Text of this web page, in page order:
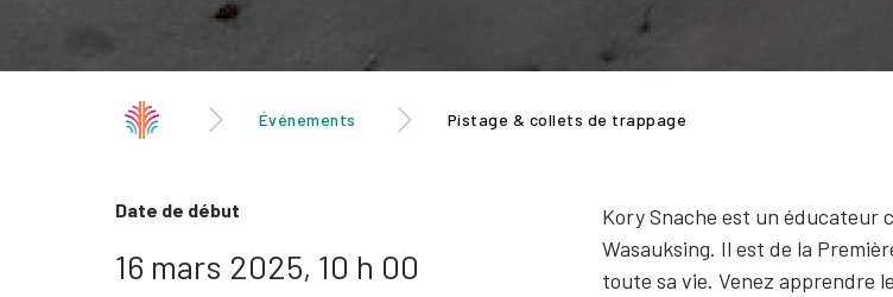
Événements Pistage & collets de trappage
Date de début
16 mars 2025, 10 h 00
Kory Snache est un éducateur
Wasauksing. Il est de la
toute sa vie. Venez apprendre